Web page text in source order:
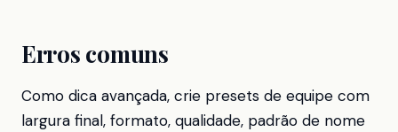
Erros comuns
Como dica avançada, crie presets de equipe com
largura final, formato, qualidade, padrão de nome